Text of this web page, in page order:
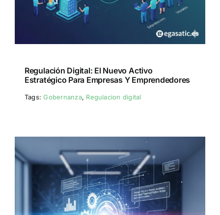
Regulación Digital: El Nuevo Activo
Estratégico Para Empresas Y Emprendedores
Tags:Gobernanza, Regulacion digital